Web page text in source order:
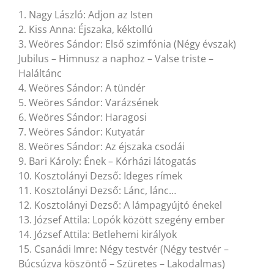
1. Nagy László: Adjon az Isten
2. Kiss Anna: Éjszaka, kéktollú
3. Weöres Sándor: Első szimfónia (Négy évszak)
Jubilus – Himnusz a naphoz – Valse triste –
Haláltánc
4. Weöres Sándor: A tündér
5. Weöres Sándor: Varázsének
6. Weöres Sándor: Haragosi
7. Weöres Sándor: Kutyatár
8. Weöres Sándor: Az éjszaka csodái
9. Bari Károly: Ének – Kórházi látogatás
10. Kosztolányi Dezső: Ideges rímek
11. Kosztolányi Dezső: Lánc, lánc…
12. Kosztolányi Dezső: A lámpagyújtó énekel
13. József Attila: Lopók között szegény ember
14. József Attila: Betlehemi királyok
15. Csanádi Imre: Négy testvér (Négy testvér –
Búcsúzva köszöntő – Szüretes – Lakodalmas)